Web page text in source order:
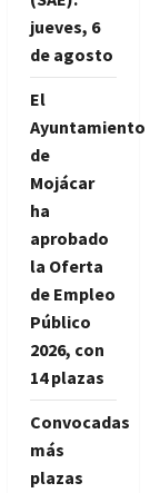
jueves, 6
de agosto
El
Ayuntamiento
de
Mojácar
ha
aprobado
la Oferta
de Empleo
Público
2026, con
14 plazas
Convocadas
más
plazas